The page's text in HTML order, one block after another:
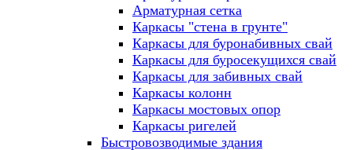
Арматурная сетка
Каркасы "стена в грунте"
Каркасы для буронабивных свай
Каркасы для буросекущихся свай
Каркасы для забивных свай
Каркасы колонн
Каркасы мостовых опор
Каркасы ригелей
Быстровозводимые здания